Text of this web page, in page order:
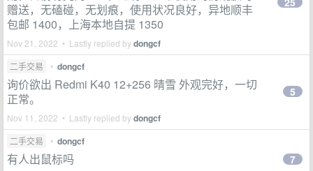
赠送，无磕碰，无划痕，使用状况良好，异地顺丰
包邮 1400，上海本地自提 1350
Nov 21, 2022 • Lastly replied bydongcf
二手交易 • dongcf
询价欲出 Redmi K40 12+256 晴雪 外观完好，一切
正常。
Nov 11, 2022 • Lastly replied bydongcf
5
二手交易 • dongcf
有人出鼠标吗 7